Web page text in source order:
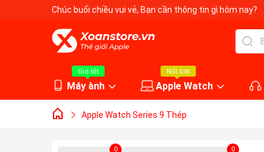
Chúc buổi chiều vui vẻ, Bạn cần thông tin gì hôm nay?
Giá tốt
Máy ành
Nổi bật
Apple Watch
Apple Watch Series 9 Thép
0 0